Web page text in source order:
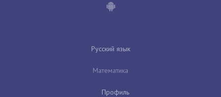
Русский язык
Математика
Профиль